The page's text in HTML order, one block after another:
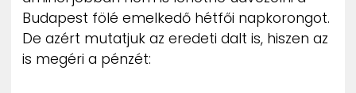
Budapest fölé emelkedő hétfői napkorongot.
De azért mutatjuk az eredeti dalt is, hiszen az
is megéri a pénzét: